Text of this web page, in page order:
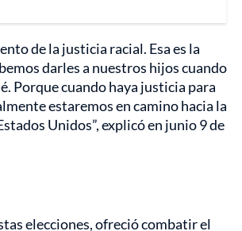
de la justicia racial. Esa es la
darles a nuestros hijos cuando
Porque cuando haya justicia para
estaremos en camino hacia la
Unidos”, explicó en junio 9 de
elecciones, ofreció combatir el